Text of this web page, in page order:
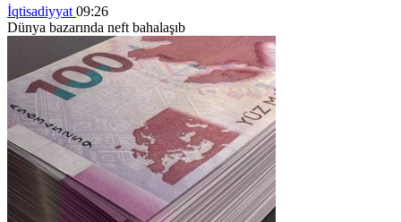
İqtisadiyyat 09:26
Dünya bazarında neft bahalaşıb